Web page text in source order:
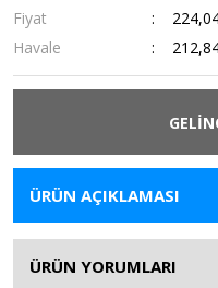
Fiyat
Havale
ÜRÜN AÇIKLAMASI
ÜRÜN YORUMLARI